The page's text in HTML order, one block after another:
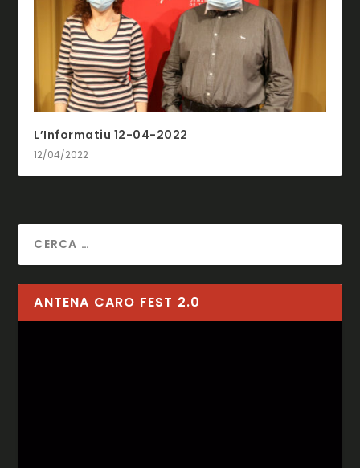
L’Informatiu 12-04-2022
12/04/2022
ANTENA CARO FEST 2.0